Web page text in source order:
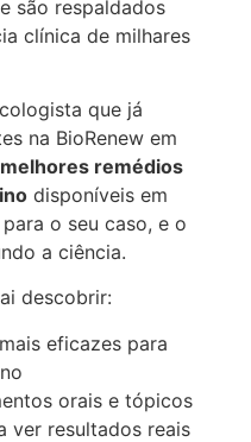
são respaldados
clínica de milhares
que já
na BioRenew em
remédios
disponíveis em
o seu caso, e o
a ciência.
descobrir:
eficazes para
orais e tópicos
ver resultados reais